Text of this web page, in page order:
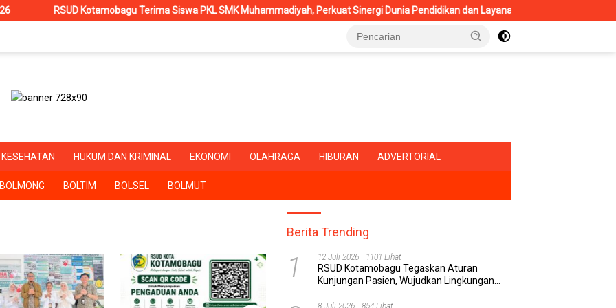
Kotamobagu Terima Siswa PKL SMK Muhammadiyah, Perkuat Sinergi Dunia Pendidikan dan Layanan Kesehatan
KESEHATAN HUKUM DAN KRIMINAL EKONOMI OLAHRAGA HIBURAN ADVERTORIAL
BOLMONG BOLTIM BOLSEL BOLMUT
Berita Trending
1 12 Juli 2026 1101 Lihat
RSUD Kotamobagu Tegaskan Aturan
Kunjungan Pasien, Wujudkan Lingkungan
Berkualitas